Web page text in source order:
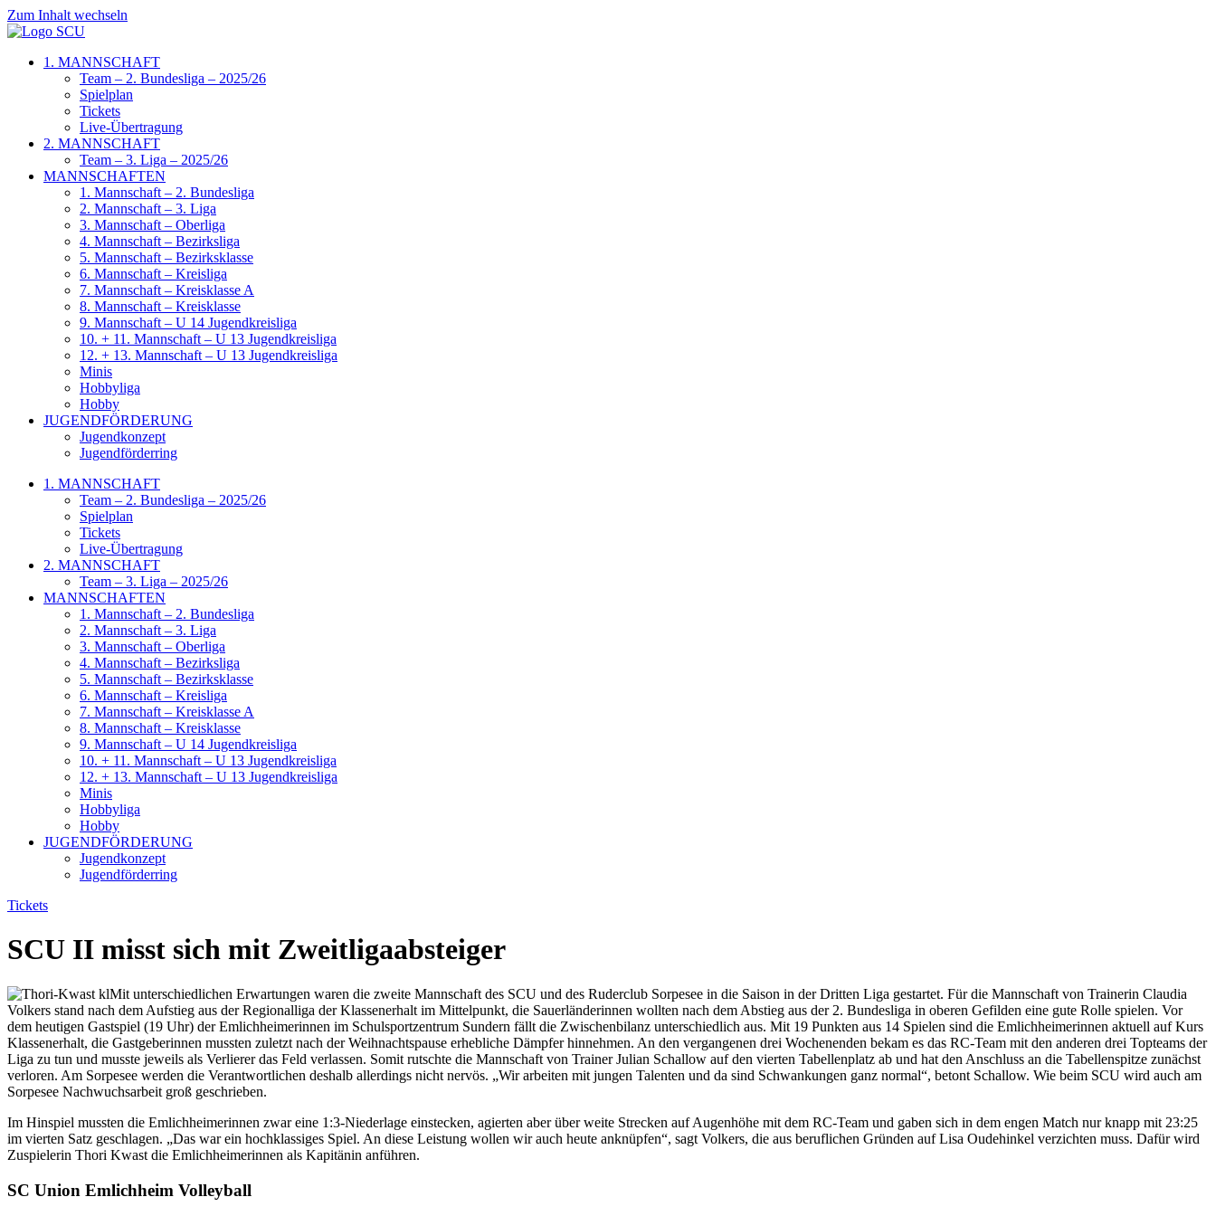
Zum Inhalt wechseln
1. MANNSCHAFT
Team – 2. Bundesliga – 2025/26
Spielplan
Tickets
Live-Übertragung
2. MANNSCHAFT
Team – 3. Liga – 2025/26
MANNSCHAFTEN
1. Mannschaft – 2. Bundesliga
2. Mannschaft – 3. Liga
3. Mannschaft – Oberliga
4. Mannschaft – Bezirksliga
5. Mannschaft – Bezirksklasse
6. Mannschaft – Kreisliga
7. Mannschaft – Kreisklasse A
8. Mannschaft – Kreisklasse
9. Mannschaft – U 14 Jugendkreisliga
10. + 11. Mannschaft – U 13 Jugendkreisliga
12. + 13. Mannschaft – U 13 Jugendkreisliga
Minis
Hobbyliga
Hobby
JUGENDFÖRDERUNG
Jugendkonzept
Jugendförderring
1. MANNSCHAFT
Team – 2. Bundesliga – 2025/26
Spielplan
Tickets
Live-Übertragung
2. MANNSCHAFT
Team – 3. Liga – 2025/26
MANNSCHAFTEN
1. Mannschaft – 2. Bundesliga
2. Mannschaft – 3. Liga
3. Mannschaft – Oberliga
4. Mannschaft – Bezirksliga
5. Mannschaft – Bezirksklasse
6. Mannschaft – Kreisliga
7. Mannschaft – Kreisklasse A
8. Mannschaft – Kreisklasse
9. Mannschaft – U 14 Jugendkreisliga
10. + 11. Mannschaft – U 13 Jugendkreisliga
12. + 13. Mannschaft – U 13 Jugendkreisliga
Minis
Hobbyliga
Hobby
JUGENDFÖRDERUNG
Jugendkonzept
Jugendförderring
Tickets
SCU II misst sich mit Zweitligaabsteiger
Mit unterschiedlichen Erwartungen waren die zweite Mannschaft des SCU und des Ruderclub Sorpesee in die Saison in der Dritten Liga gestartet. Für die Mannschaft von Trainerin Claudia
Volkers stand nach dem Aufstieg aus der Regionalliga der Klassenerhalt im Mittelpunkt, die Sauerländerinnen wollten nach dem Abstieg aus der 2. Bundesliga in oberen Gefilden eine gute Rolle spielen. Vor
dem heutigen Gastspiel (19 Uhr) der Emlichheimerinnen im Schulsportzentrum Sundern fällt die Zwischenbilanz unterschiedlich aus. Mit 19 Punkten aus 14 Spielen sind die Emlichheimerinnen aktuell auf Kurs
Klassenerhalt, die Gastgeberinnen mussten zuletzt nach der Weihnachtspause erhebliche Dämpfer hinnehmen. An den vergangenen drei Wochenenden bekam es das RC-Team mit den anderen drei Topteams der
Liga zu tun und musste jeweils als Verlierer das Feld verlassen. Somit rutschte die Mannschaft von Trainer Julian Schallow auf den vierten Tabellenplatz ab und hat den Anschluss an die Tabellenspitze zunächst
verloren. Am Sorpesee werden die Verantwortlichen deshalb allerdings nicht nervös. „Wir arbeiten mit jungen Talenten und da sind Schwankungen ganz normal“, betont Schallow. Wie beim SCU wird auch am
Sorpesee Nachwuchsarbeit groß geschrieben.
Im Hinspiel mussten die Emlichheimerinnen zwar eine 1:3-Niederlage einstecken, agierten aber über weite Strecken auf Augenhöhe mit dem RC-Team und gaben sich in dem engen Match nur knapp mit 23:25
im vierten Satz geschlagen. „Das war ein hochklassiges Spiel. An diese Leistung wollen wir auch heute anknüpfen“, sagt Volkers, die aus beruflichen Gründen auf Lisa Oudehinkel verzichten muss. Dafür wird
Zuspielerin Thori Kwast die Emlichheimerinnen als Kapitänin anführen.
SC Union Emlichheim Volleyball